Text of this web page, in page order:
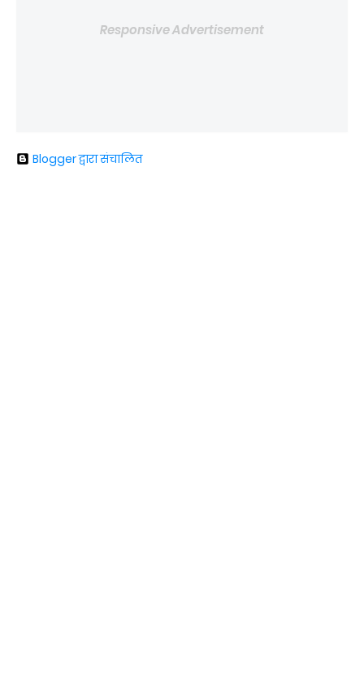
Responsive Advertisement
Blogger द्वारा संचालित